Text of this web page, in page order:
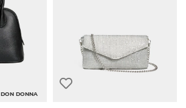
DON DONNA